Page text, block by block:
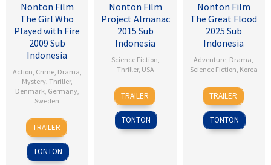
Nonton Film
The Girl Who
Played with Fire
2009 Sub
Indonesia
Action, Crime, Drama,
Mystery, Thriller,
Denmark, Germany,
Sweden
18
Sep
2009
Daniel
Alfredson
TRAILER
TONTON
Nonton Film
Project Almanac
2015 Sub
Indonesia
Science Fiction,
Thriller, USA
28
Jan
2015
Dean
Israelite
TRAILER
TONTON
Nonton Film
The Great Flood
2025 Sub
Indonesia
Adventure, Drama,
Science Fiction, Korea
18
Sep
2025
Kim
Byung-
woo
TRAILER
TONTON